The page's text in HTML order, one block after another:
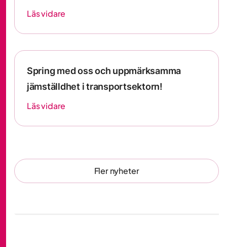
Läs vidare
Spring med oss och uppmärksamma
jämställdhet i transportsektorn!
Läs vidare
Fler nyheter